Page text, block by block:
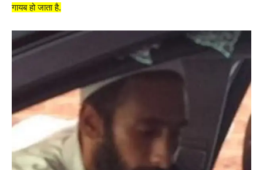
गायब हो जाता है.